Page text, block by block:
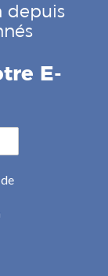
depuis
E-